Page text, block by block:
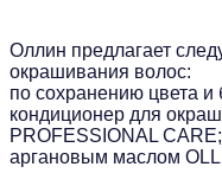
Оллин предлагает
окрашивания волос:
по сохранению цвета и
кондиционер для
PROFESSIONAL
аргановым маслом